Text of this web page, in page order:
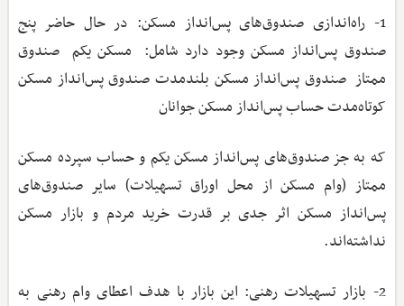
1- راه‌اندازی صندوق‌های پس‌انداز مسکن: در حال حاضر پنج
صندوق پس‌انداز مسکن وجود دارد شامل: مسکن یکم صندوق
ممتاز صندوق پس‌انداز مسکن بلندمدت صندوق پس‌انداز مسکن
کوتاه‌مدت حساب پس‌انداز مسکن جوانان
که به جز صندوق‌های پس‌انداز مسکن یکم و حساب سپرده مسکن
ممتاز (وام مسکن از محل اوراق تسهیلات) سایر صندوق‌های
پس‌انداز مسکن اثر جدی بر قدرت خرید مردم و بازار مسکن
نداشته‌اند.
2- بازار تسهیلات رهنی: این بازار با هدف اعطای وام رهنی به